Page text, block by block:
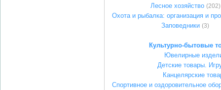
Лесное хозяйство (202)
Охота и рыбалка: организация и
Заповедники (3)
Культурно-бытовые
Ювелирные
Детские товары.
Канцелярские
Спортивное и оздоровительное